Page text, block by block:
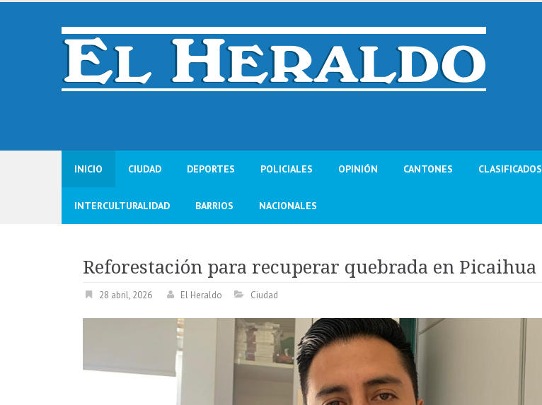
Skip
INICIO CIUDAD DEPORTES POLICIALES OPINIÓN CANTONES CLASIFICADOS
INTERCULTURALIDAD BARRIOS NACIONALES
Reforestación para recuperar quebrada en Picaihua
28 abril, 2026 El Heraldo Ciudad